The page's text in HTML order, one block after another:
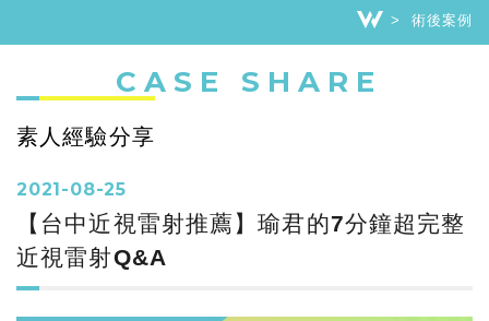
術後案例
CASE SHARE
素人經驗分享
2021-08-25
【台中近視雷射推薦】瑜君的7分鐘超完整
近視雷射Q&A